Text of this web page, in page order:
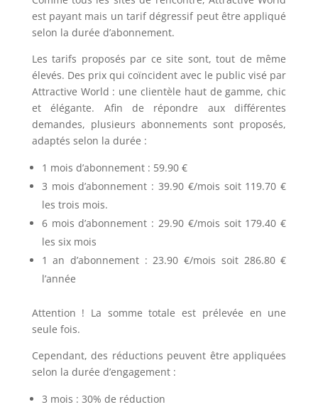
est payant mais un tarif dégressif peut être appliqué
selon la durée d’abonnement.
Les tarifs proposés par ce site sont, tout de même
élevés. Des prix qui coïncident avec le public visé par
Attractive World : une clientèle haut de gamme, chic
et élégante. Afin de répondre aux différentes
demandes, plusieurs abonnements sont proposés,
adaptés selon la durée :
1 mois d’abonnement : 59.90 €
3 mois d’abonnement : 39.90 €/mois soit 119.70 €
les trois mois.
6 mois d’abonnement : 29.90 €/mois soit 179.40 €
les six mois
1 an d’abonnement : 23.90 €/mois soit 286.80 €
l’année
Attention ! La somme totale est prélevée en une
seule fois.
Cependant, des réductions peuvent être appliquées
selon la durée d’engagement :
3 mois : 30% de réduction